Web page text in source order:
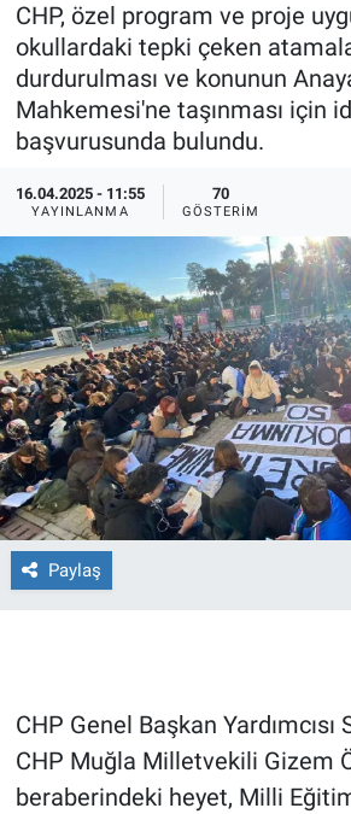
CHP, özel program ve proje
okullardaki tepki çeken
durdurulması ve konunun
Mahkemesi'ne taşınması için
başvurusunda bulundu.
16.04.2025 - 11:55
YAYINLANMA
70
GÖSTERIM
Paylaş
CHP Genel Başkan Yardımcısı
CHP Muğla Milletvekili Gizem
beraberindeki heyet, Milli
Dünya
Ege Saati
Ege'den Esintiler
Eğitim
Eğlence
Ekonomi
Forum
Gerçeğin İzinde
Gün Başlıyor
Gün Bitiyor
Gündem Özel
Günün görüntüsü
Spor
Yayın Akışı
İletişim
Son Dakika Haberleri
Haber Arşivi